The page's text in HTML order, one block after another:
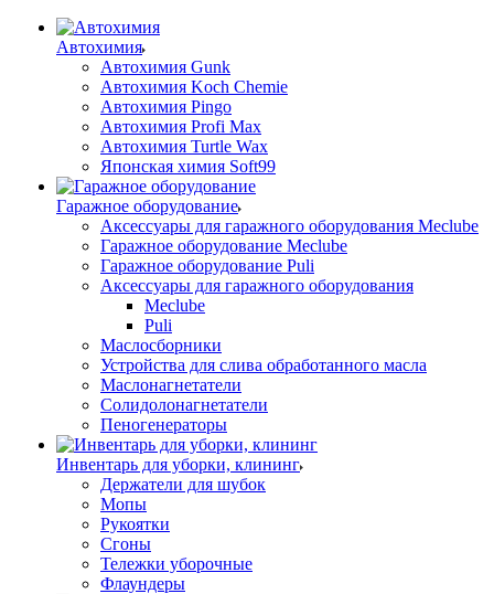
Автохимия
Автохимия Gunk
Автохимия Koch Chemie
Автохимия Pingo
Автохимия Profi Max
Автохимия Turtle Wax
Японская химия Soft99
Гаражное оборудование
Аксессуары для гаражного оборудования Meclube
Гаражное оборудование Meclube
Гаражное оборудование Puli
Аксессуары для гаражного оборудования
Meclube
Puli
Маслосборники
Устройства для слива обработанного масла
Маслонагнетатели
Солидолонагнетатели
Пеногенераторы
Инвентарь для уборки, клининг
Держатели для шубок
Мопы
Рукоятки
Сгоны
Тележки уборочные
Флаундеры